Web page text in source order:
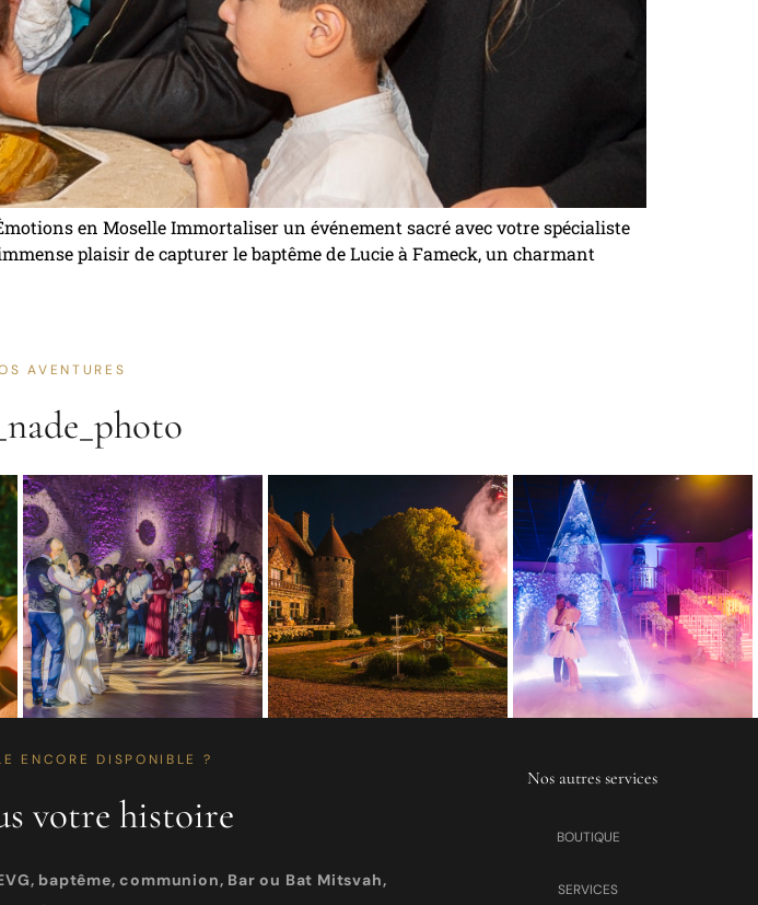
en Moselle Immortaliser un événement sacré avec votre spécialiste
plaisir de capturer le baptême de Lucie à Fameck, un charmant
AVENTURES
ENCORE DISPONIBLE ?
votre histoire
baptême, communion, Bar ou Bat Mitsvah,
Nos autres services
BOUTIQUE
SERVICES